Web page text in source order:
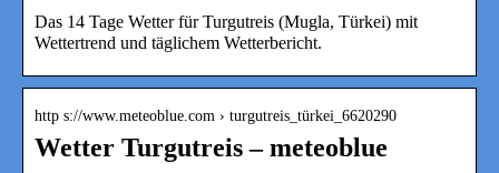
Das 14 Tage Wetter für Turgutreis (Mugla, Türkei) mit
Wettertrend und täglichem Wetterbericht.
http s://www.meteoblue.com › turgutreis_türkei_6620290
Wetter Turgutreis – meteoblue